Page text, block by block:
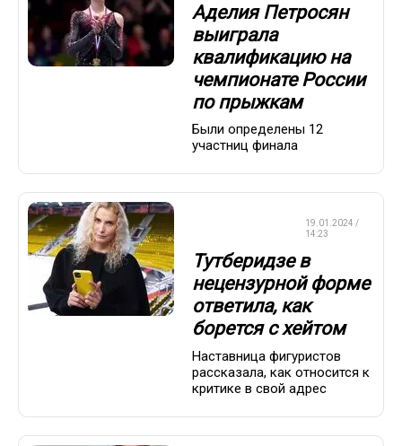
Аделия Петросян
выиграла
квалификацию на
чемпионате России
по прыжкам
Были определены 12
участниц финала
19.01.2024 /
14:23
Тутберидзе в
нецензурной форме
ответила, как
борется с хейтом
Наставница фигуристов
рассказала, как относится к
критике в свой адрес